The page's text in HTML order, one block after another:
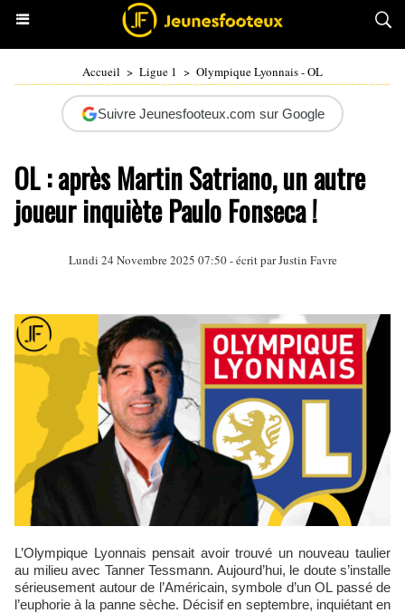
Accueil > Ligue 1 > Olympique Lyonnais - OL
Suivre Jeunesfooteux.com sur Google
OL : après Martin Satriano, un autre
joueur inquiète Paulo Fonseca !
Lundi 24 Novembre 2025 07:50 - écrit parJustin Favre
L’Olympique Lyonnais pensait avoir trouvé un nouveau taulier
au milieu avec Tanner Tessmann. Aujourd’hui, le doute s’installe
sérieusement autour de l’Américain, symbole d’un OL passé de
l’euphorie à la panne sèche. Décisif en septembre, inquiétant en